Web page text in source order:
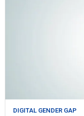
DIGITAL GENDER GAP